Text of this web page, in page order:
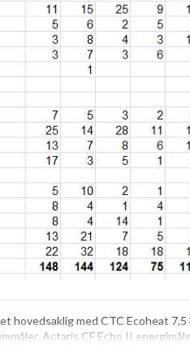
hovedsaklig med CTC Ecoheat
Actaris CF Echo II